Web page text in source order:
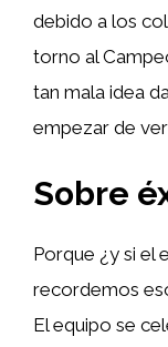
debido a los
torno al
tan mala idea
empezar de
Sobre
Porque ¿y si el
recordemos
El equipo se